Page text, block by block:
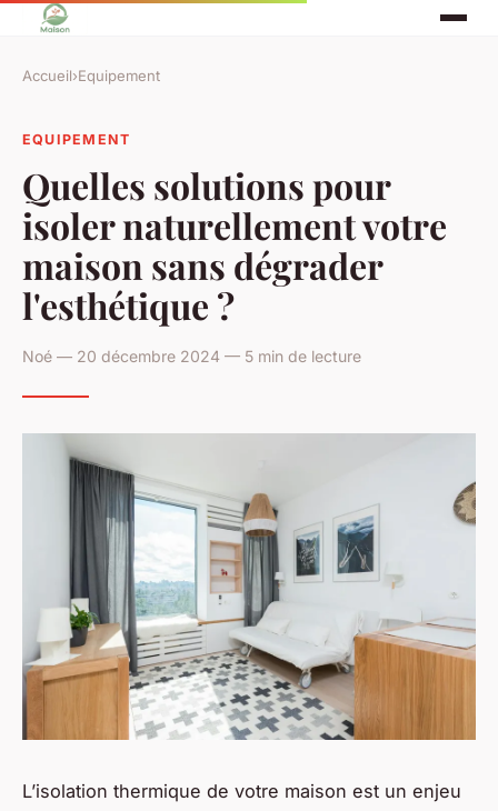
Accueil›Equipement
EQUIPEMENT
Quelles solutions pour
isoler naturellement votre
maison sans dégrader
l'esthétique ?
Noé — 20 décembre 2024 — 5 min de lecture
L’isolation thermique de votre maison est un enjeu